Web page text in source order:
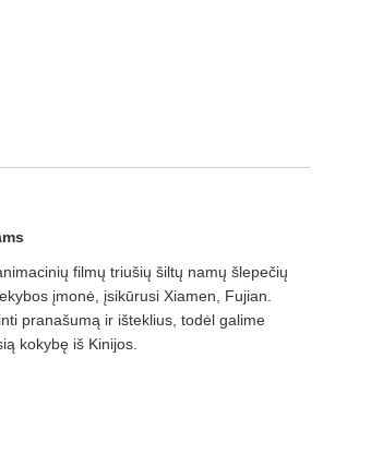
filmų triušių šiltų namų šlepečių
įmonė, įsikūrusi Xiamen, Fujian.
pranašumą ir išteklius, todėl galime
kokybę iš Kinijos.